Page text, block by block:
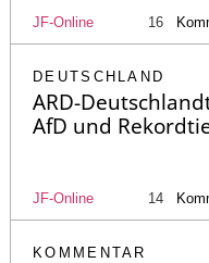
JF-Online 16
DEUTSCHLAND
ARD-
AfD und
JF-Online 14
KOMMENTAR